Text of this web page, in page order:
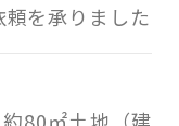
を承りました